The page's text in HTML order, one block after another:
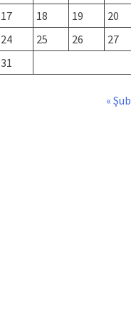
17
18 19 20
24
25 26 27
31
« Şub